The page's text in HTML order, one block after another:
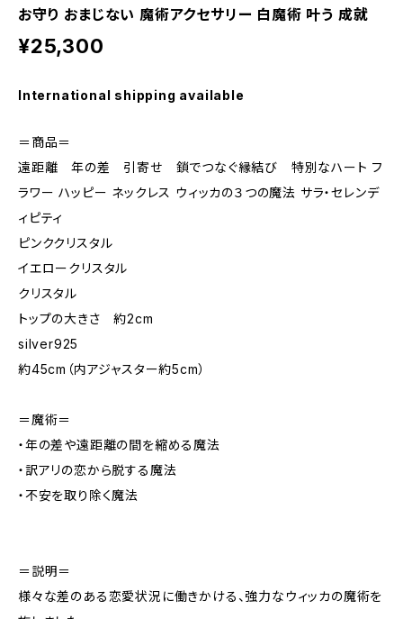
お守り おまじない 魔術アクセサリー 白魔術 叶う 成就
¥25,300
International shipping available
＝商品＝
遠距離 年の差 引寄せ 鎖でつなぐ縁結び 特別なハート フ
ラワー ハッピー ネックレス ウィッカの３つの魔法 サラ・セレンデ
ィピティ
ピンククリスタル
イエロークリスタル
クリスタル
トップの大きさ 約2cm
silver925
約45cm（内アジャスター約5cm）
＝魔術＝
・年の差や遠距離の間を縮める魔法
・訳アリの恋から脱する魔法
・不安を取り除く魔法
＝説明＝
様々な差のある恋愛状況に働きかける、強力なウィッカの魔術を